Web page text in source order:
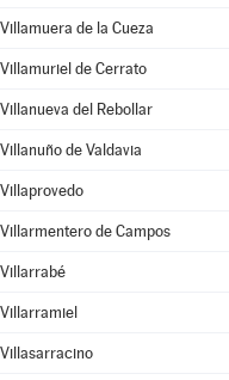
Villamuera de la Cueza
Villamuriel de Cerrato
Villanueva del Rebollar
Villanuño de Valdavia
Villaprovedo
Villarmentero de Campos
Villarrabé
Villarramiel
Villasarracino